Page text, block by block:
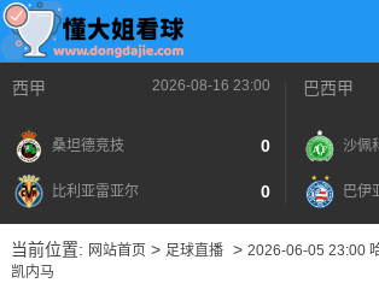
西甲 2026-08-16 23:00
桑坦德竞技 0
比利亚雷亚尔 0
巴西甲
沙佩
巴伊
当前位置: 网站首页> 足球直播> 2026-06-05 23:00
凯内马